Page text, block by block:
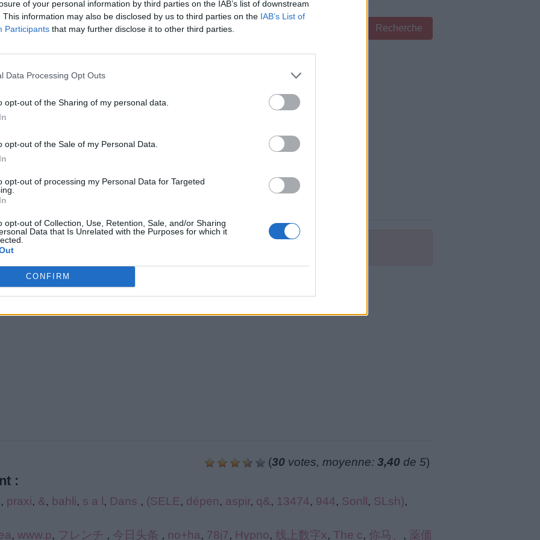
of your personal information by third parties on the IAB’s list of downstream
This information may also be disclosed by us to third parties on the IAB’s List of
Participants that may further disclose it to other third parties.
Data Processing Opt Outs
opt-out of the Sharing of my personal data.
opt-out of the Sale of my Personal Data.
opt-out of processing my Personal Data for Targeted
opt-out of Collection, Use, Retention, Sale, and/or Sharing
Data that Is Unrelated with the Purposes for which it
CONFIRM
Entrez un mot :
Recherche
(30 votes, moyenne: 3,40 de 5)
:
, praxi, &, bahli, s a l , Dans , (SELE, dépen, aspir, q&, 13474, 944, Sonll , SLsh),
, www.p, フレンチ , 今日头条 , no+ha, 78j7, Hypno, 线上数字x, The c, 你马、 , 薬価